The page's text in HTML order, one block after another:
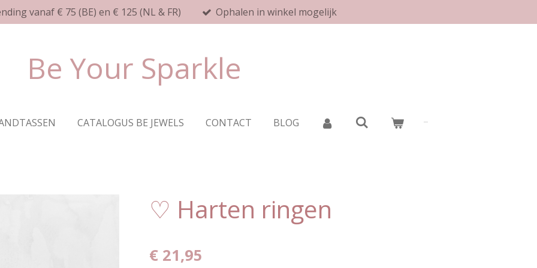
vanaf € 75 (BE) en € 125 (NL & FR) Ophalen in winkel mogelijk
Be Your Sparkle
CATALOGUS BE JEWELS CONTACT BLOG
♡ Harten ringen
€ 21,95